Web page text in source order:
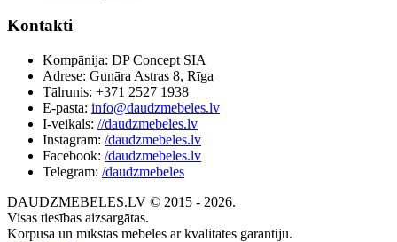
Kontakti
Kompānija: DP Concept SIA
Adrese: Gunāra Astras 8, Rīga
Tālrunis: +371 2527 1938
E-pasta: info@daudzmebeles.lv
I-veikals: //daudzmebeles.lv
Instagram: /daudzmebeles.lv
Facebook: /daudzmebeles.lv
Telegram: /daudzmebeles
DAUDZMEBELES.LV © 2015 - 2026.
Visas tiesības aizsargātas.
Korpusa un mīkstās mēbeles ar kvalitātes garantiju.